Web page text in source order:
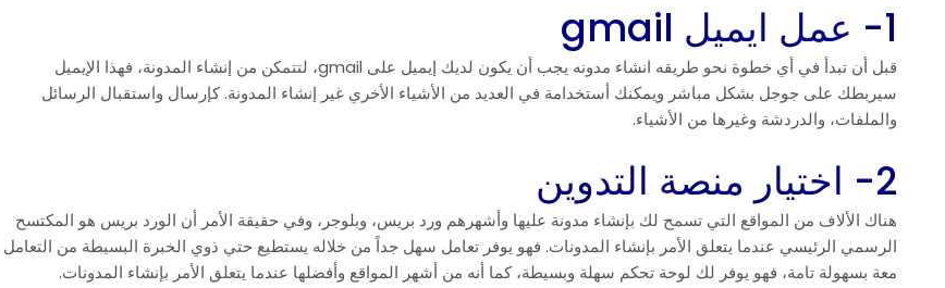
1- عمل ايميل gmail
قبل أن تبدأ في أي خطوة نحو طريقه انشاء مدونه يجب أن يكون لديك إيميل على gmail، لتتمكن من إنشاء المدونة، فهذا الإيميل
سيربطك على جوجل بشكل مباشر ويمكنك أستخدامة في العديد من الأشياء الأخري غير إنشاء المدونة. كإرسال واستقبال الرسائل
والملفات، والدردشة وغيرها من الأشياء.
2- اختيار منصة التدوين
هناك الألاف من المواقع التي تسمح لك بإنشاء مدونة عليها وأشهرهم ورد بريس، وبلوجر، وفي حقيقة الأمر أن الورد بريس هو المكتسح
الرسمي الرئيسي عندما يتعلق الأمر بإنشاء المدونات. فهو يوفر تعامل سهل جداً من خلاله يستطيع حتي ذوي الخبرة البسيطة من التعامل
معة بسهولة تامة، فهو يوفر لك لوحة تحكم سهلة وبسيطة، كما أنه من أشهر المواقع وأفضلها عندما يتعلق الأمر بإنشاء المدونات.